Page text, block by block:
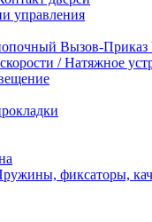
управления
Вызов-Приказ
/ Натяжное
фиксаторы,